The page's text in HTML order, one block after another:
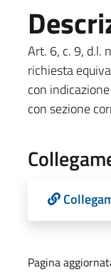
Art. 6, c. 9, d.l.
richiesta
con
con sezione
Pagina